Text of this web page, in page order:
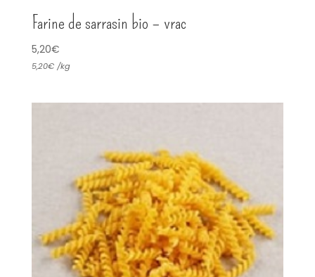
Farine de sarrasin bio – vrac
5,20€
5,20€ /kg